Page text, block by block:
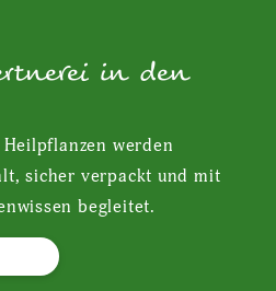
in den
werden
sicher verpackt und mit
begleitet.